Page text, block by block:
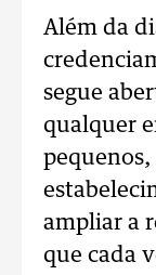
Além da
segue
qualquer
ampliar a
que cada